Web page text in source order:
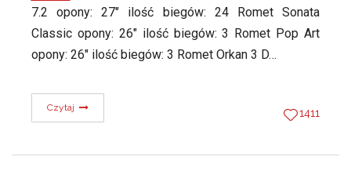
7.2 opony: 27″ ilość biegów: 24 Romet Sonata
Classic opony: 26″ ilość biegów: 3 Romet Pop Art
opony: 26″ ilość biegów: 3 Romet Orkan 3 D…
Czytaj 1411